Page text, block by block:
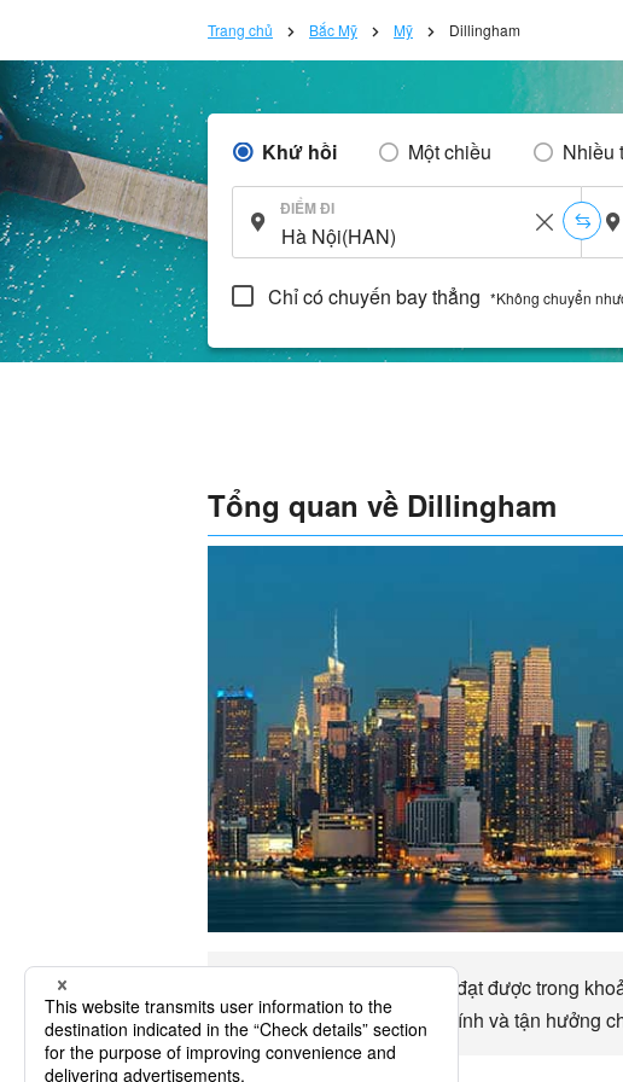
Trang chủ Bắc Mỹ Mỹ Dillingham
Khứ hồi Một chiều Nhiều
ĐIỂM ĐI
Chỉ có chuyến bay thẳng *Không chuyển
Tổng quan về Dillingham
Lên đến Dillingham có thể đạt được trong
các lựa chọn giao thông chính và tận hưởng